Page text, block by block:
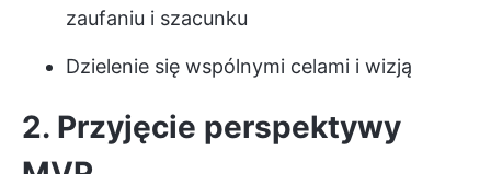
zaufaniu i szacunku
Dzielenie się wspólnymi celami i wizją
2. Przyjęcie perspektywy